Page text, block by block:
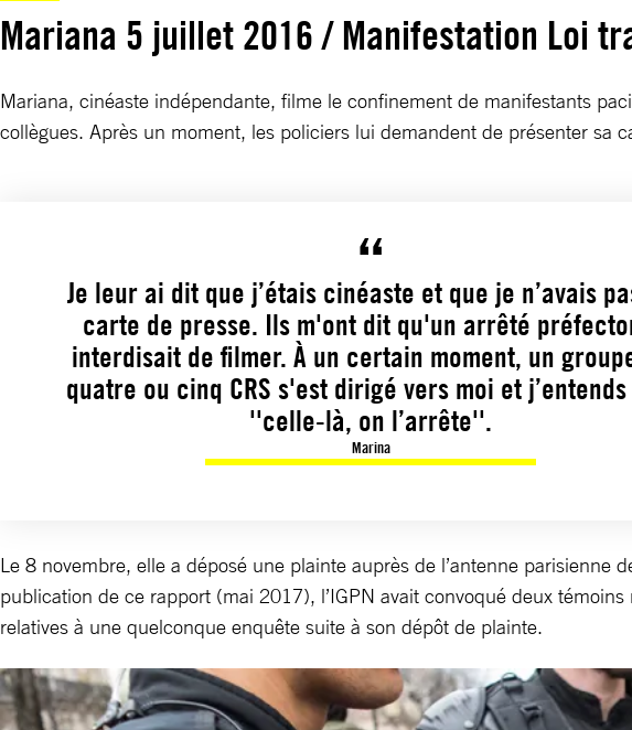
Mariana 5 juillet 2016 / Manifestation Loi
Mariana, cinéaste indépendante, filme le confinement de manifestants
collègues. Après un moment, les policiers lui demandent de présenter sa
Je leur ai dit que j’étais cinéaste et que je n’avais
carte de presse. Ils m'ont dit qu'un arrêté
interdisait de filmer. À un certain moment, un
quatre ou cinq CRS s'est dirigé vers moi et
''celle-là, on l’arrête''.
Marina
Le 8 novembre, elle a déposé une plainte auprès de l’antenne parisienne
publication de ce rapport (mai 2017), l’IGPN avait convoqué deux
relatives à une quelconque enquête suite à son dépôt de plainte.